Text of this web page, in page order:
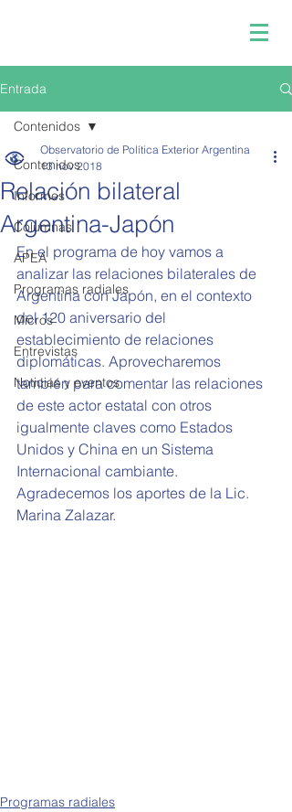
Entrada
Contenidos
Informes
Columnas
APEA
Programas radiales
Micros
Entrevistas
Noticias y eventos
Contenidos
Relación bilateral
Argentina-Japón
Observatorio de Política Exterior Argentina
13 nov 2018
En el programa de hoy vamos a
analizar las relaciones bilaterales de
Argentina con Japón, en el contexto
del 120 aniversario del
establecimiento de relaciones
diplomáticas. Aprovecharemos
también para comentar las relaciones
de este actor estatal con otros
igualmente claves como Estados
Unidos y China en un Sistema
Internacional cambiante.
Agradecemos los aportes de la Lic.
Marina Zalazar.
Programas radiales